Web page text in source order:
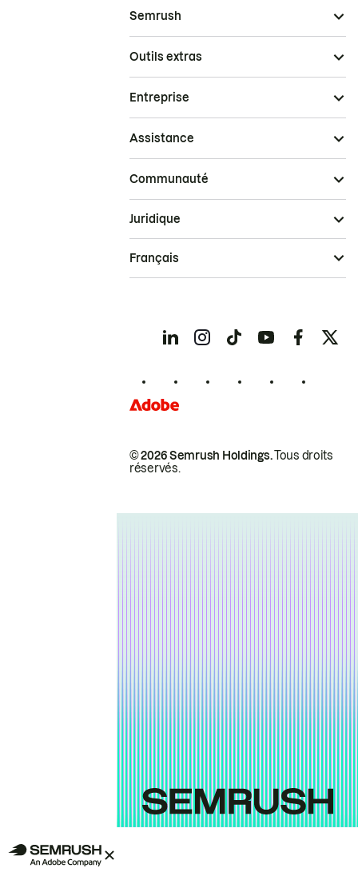
Semrush
Outils extras
Entreprise
Assistance
Communauté
© 2026 Semrush Holdings.Tous droits
réservés.
Juridique
Français